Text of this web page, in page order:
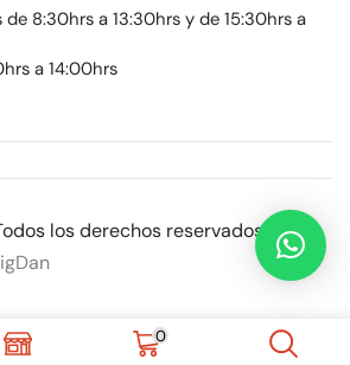
de 8:30hrs a 13:30hrs y de 15:30hrs a
a 14:00hrs
los derechos reservados |
0